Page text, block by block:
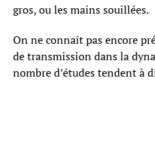
gros, ou les mains souillées.
On ne connaît pas encore
de transmission dans la
nombre d’études tendent à